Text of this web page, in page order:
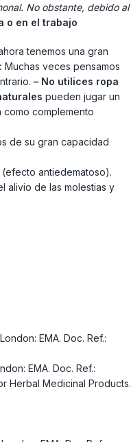
No obstante, debido al
o en el trabajo
tenemos una gran
Muchas veces pensamos
– No utilices ropa
pueden jugar un
complemento
de su gran capacidad
antiedematoso).
alivio de las molestias y
EMA. Doc. Ref.:
EMA. Doc. Ref.:
Herbal Medicinal Products.